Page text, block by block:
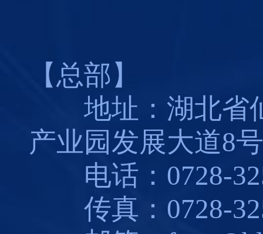
【总部】
地址：湖北省
产业园发展大道8号
电话：0728-
传真：0728-